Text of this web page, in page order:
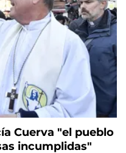
Cuerva "el pueblo
incumplidas"